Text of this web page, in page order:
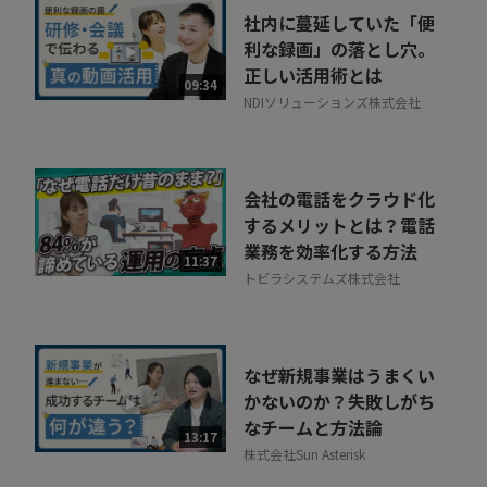
09:34
社内に蔓延していた「便
利な録画」の落とし穴。
正しい活用術とは
NDIソリューションズ株式会社
11:37
会社の電話をクラウド化
するメリットとは？電話
業務を効率化する方法
トビラシステムズ株式会社
13:17
なぜ新規事業はうまくい
かないのか？失敗しがち
なチームと方法論
株式会社Sun Asterisk